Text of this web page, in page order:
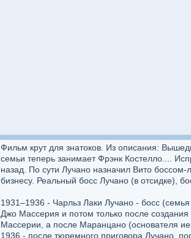
Фильм крут для знатоков. Из описания:
семьи теперь занимает Фрэнк Костелло....
назад. По сути Лучано назначил Вито
бизнесу. Реальный босс Лучано (в отсидке),
1931–1936 - Чарльз Лаки Лучано - босс
Джо Массерия и потом только после создания
Массерии, а после Маранцано (основателя
1936 - после тюремного приговора Лучано,